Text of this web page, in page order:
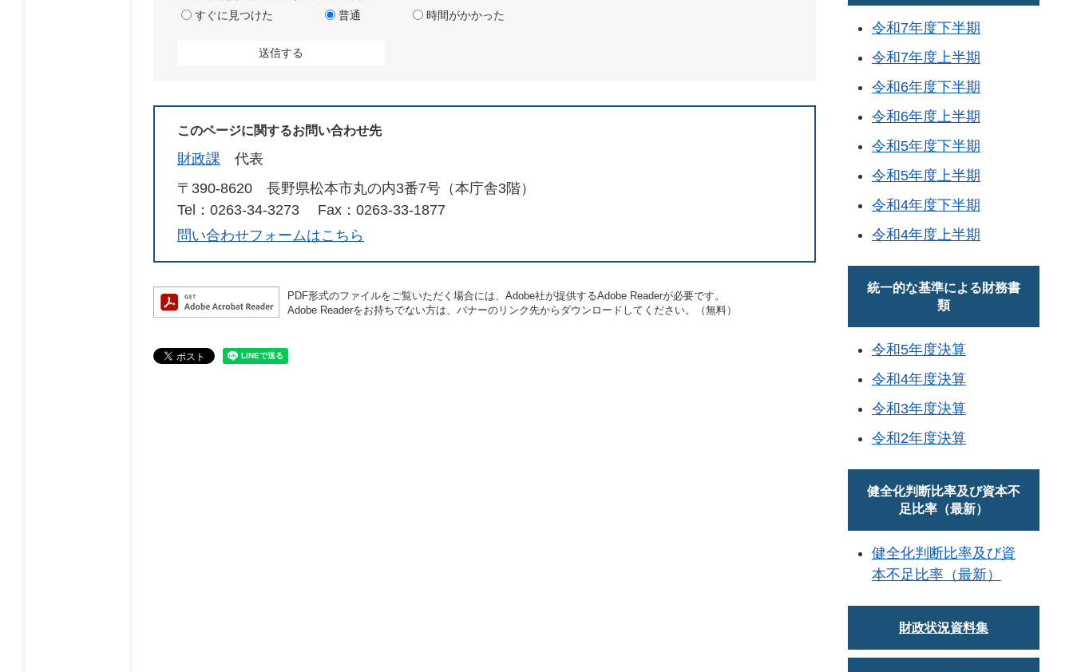
すぐに見つけた
普通 時間がかかった
このページに関するお問い合わせ先
財政課
代表
〒390-8620
長野県松本市丸の内3番7号（本庁舎3階）
Tel：0263-34-3273
Fax：0263-33-1877
問い合わせフォームはこちら
PDF形式のファイルをご覧いただく場合には、Adobe社が提供するAdobe Readerが必要です。
Adobe Readerをお持ちでない方は、バナーのリンク先からダウンロードしてください。（無料）
令和7年度下半期
令和7年度上半期
令和6年度下半期
令和6年度上半期
令和5年度下半期
令和5年度上半期
令和4年度下半期
令和4年度上半期
統一的な基準による財務書
類
令和5年度決算
令和4年度決算
令和3年度決算
令和2年度決算
健全化判断比率及び資本不
足比率（最新）
健全化判断比率及び資
本不足比率（最新）
財政状況資料集